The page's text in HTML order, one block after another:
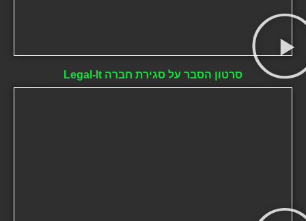
סרטון הסבר על סגירת חברה Legal-It